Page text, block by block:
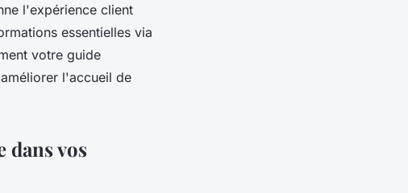
l'expérience client
essentielles via
votre guide
l'accueil de
dans vos